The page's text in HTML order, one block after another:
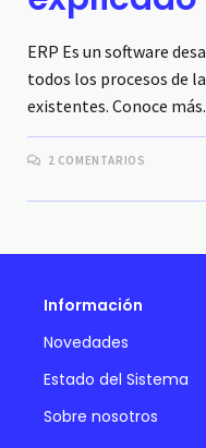
ERP Es un software
todos los procesos de
existentes. Conoce más.
2 COMENTARIOS
Información
Novedades
Estado del Sistema
Sobre nosotros